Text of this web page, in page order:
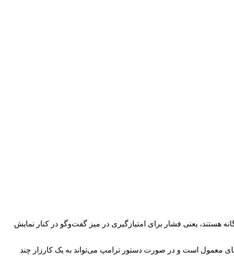
هستند، یعنی فشار برای امتیازگیری در میز گفت‌و‌گو در کنار نمایش
معمول است و در صورت دستور ترامپ می‌تواند به یک کارزار چند